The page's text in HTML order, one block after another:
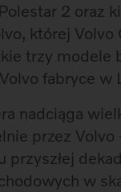
2 oraz
której
trzy modele
fabryce w
nadciąga
przez
w